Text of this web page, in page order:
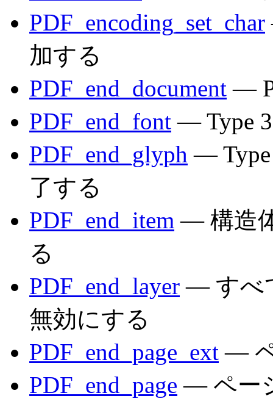
PDF_encoding_set_char
加する
PDF_end_document —
PDF_end_font — Type
PDF_end_glyph —
了する
PDF_end_item — 構造
る
PDF_end_layer — すべ
無効にする
PDF_end_page_ext —
PDF_end_page — ペー